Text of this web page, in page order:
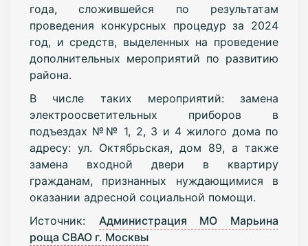
года, сложившейся по результатам
проведения конкурсных процедур за 2024
год, и средств, выделенных на проведение
дополнительных мероприятий по развитию
района.
В числе таких мероприятий: замена
электроосветительных приборов в
подъездах №№ 1, 2, 3 и 4 жилого дома по
адресу: ул. Октябрьская, дом 89, а также
замена входной двери в квартиру
гражданам, признанных нуждающимися в
оказании адресной социальной помощи.
Источник: Администрация МО Марьина
роща СВАО г. Москвы